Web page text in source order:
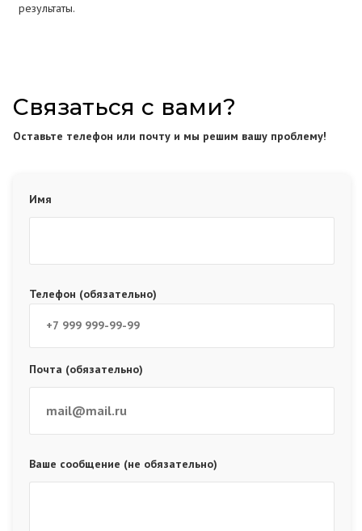
результаты.
Связаться с вами?
Оставьте телефон или почту и мы решим вашу проблему!
Имя
Телефон (обязательно)
Почта (обязательно)
Ваше сообщение (не обязательно)